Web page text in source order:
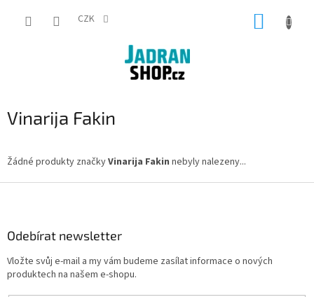
CZK
Vinarija Fakin
Žádné produkty značkyVinarija Fakin nebyly nalezeny...
Odebírat newsletter
Vložte svůj e-mail a my vám budeme zasílat informace o nových
produktech na našem e-shopu.